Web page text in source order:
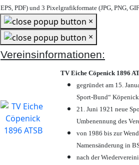
EPS, PDF) und 3 Pixelgrafikformate (JPG, PNG,
×
×
Vereinsinformationen:
TV Eiche Cöpenick 1896
gegründet am 15.
Sport-Bund“ Köpenick
21. Juni 1921 neue
Umbenennung des
von 1986 bis zur
Namensänderung in
nach der